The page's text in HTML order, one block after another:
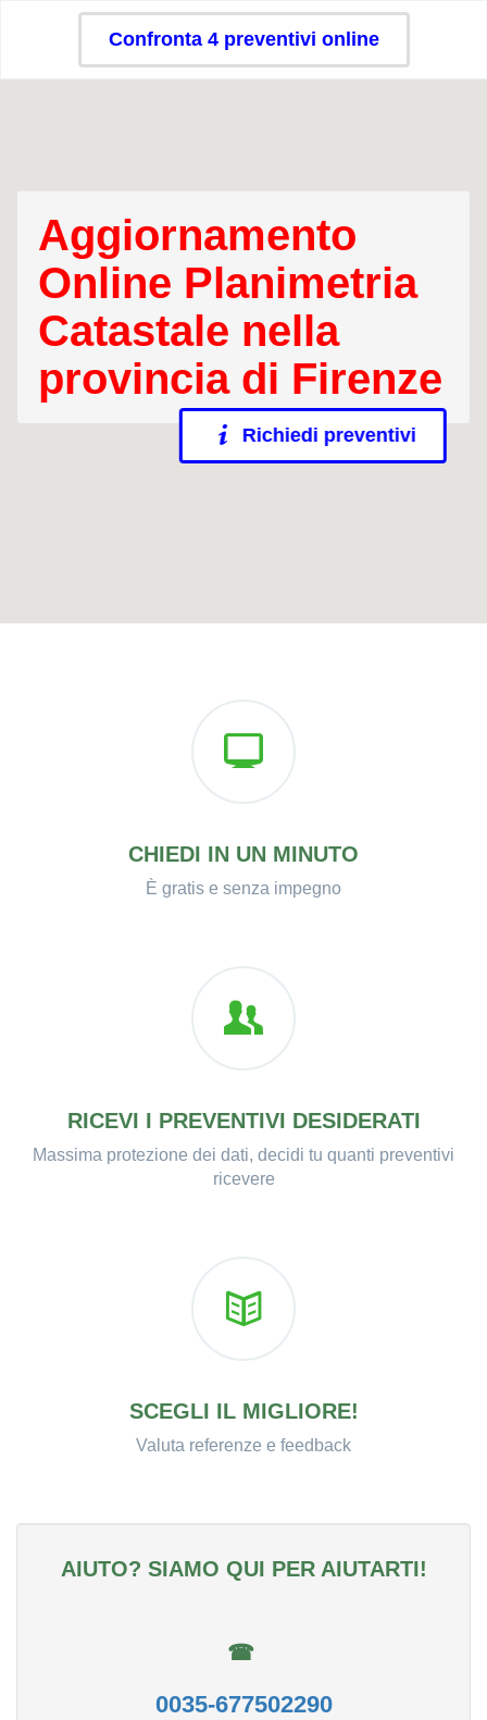
Confronta 4 preventivi online
Aggiornamento
Online Planimetria
Catastale nella
provincia di Firenze
Richiedi preventivi
CHIEDI IN UN MINUTO
È gratis e senza impegno
RICEVI I PREVENTIVI DESIDERATI
Massima protezione dei dati, decidi tu quanti preventivi
ricevere
SCEGLI IL MIGLIORE!
Valuta referenze e feedback
AIUTO? SIAMO QUI PER AIUTARTI!
☎
0035-677502290